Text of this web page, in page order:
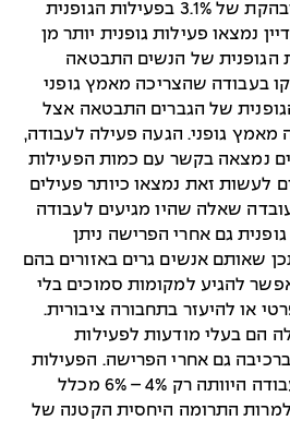
של הנשים ועלייה לא מובהקת של 3.1% בפעילות הגופנית
נמצאו פעילות גופנית יותר מן
הגופנית של הנשים התבטאה
בעבודה שהצריכה מאמץ גופני
של הגברים התבטאה אצל
גופני. הגעה פעילה לעבודה,
נמצאה בקשר עם כמות הפעילות
לעשות זאת נמצאו כיותר פעילים
שאלה שהיו מגיעים לעבודה
גם אחרי הפרישה ניתן
שאותם אנשים גרים באזורים בהם
להגיע למקומות סמוכים בלי
או להיעזר בתחבורה ציבורית.
הם בעלי מודעות לפעילות
גם אחרי הפרישה. הפעילות
הגופנית בעת ההגעה לעבודה היוותה רק 4% – 6% מכלל
למרות התרומה היחסית הקטנה של